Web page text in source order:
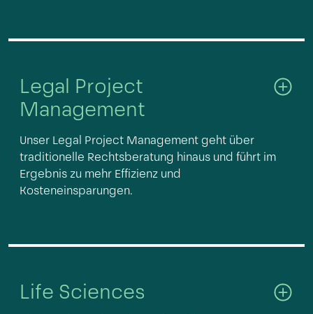
Legal Project
Management
Unser Legal Project Management geht über
traditionelle Rechtsberatung hinaus und führt im
Ergebnis zu mehr Effizienz und
Kosteneinsparungen.
Life Sciences